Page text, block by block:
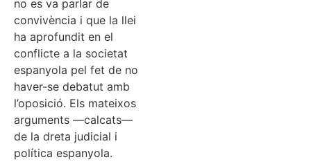
no es va parlar de
convivència i que la llei
ha aprofundit en el
conflicte a la societat
espanyola pel fet de no
haver-se debatut amb
l’oposició. Els mateixos
arguments —calcats—
de la dreta judicial i
política espanyola.